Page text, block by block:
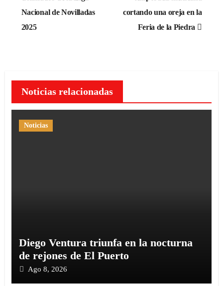
entradas
Nacional de Novilladas
2025
cortando una oreja en la
Feria de la Piedra
Noticias relacionadas
Noticias
Diego Ventura triunfa en la nocturna
de rejones de El Puerto
Ago 8, 2026